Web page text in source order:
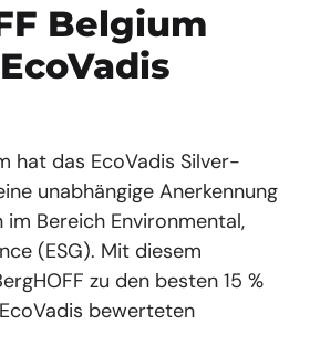
Belgium
hat das EcoVadis Silver-
unabhängige Anerkennung
Bereich Environmental,
(ESG). Mit diesem
zu den besten 15 %
bewerteten